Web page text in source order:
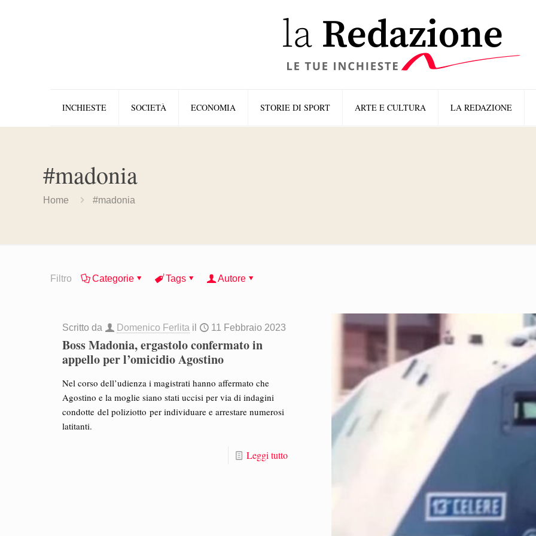
INCHIESTE SOCIETÀ ECONOMIA STORIE DI SPORT ARTE E CULTURA LA REDAZIONE
#madonia
Home #madonia
Filtro Categorie Tags Autore
Scritto da Domenico Ferlita il 11 Febbraio 2023
Boss Madonia, ergastolo confermato in
appello per l’omicidio Agostino
Nel corso dell’udienza i magistrati hanno affermato che
Agostino e la moglie siano stati uccisi per via di indagini
condotte del poliziotto per individuare e arrestare numerosi
latitanti.
Leggi tutto